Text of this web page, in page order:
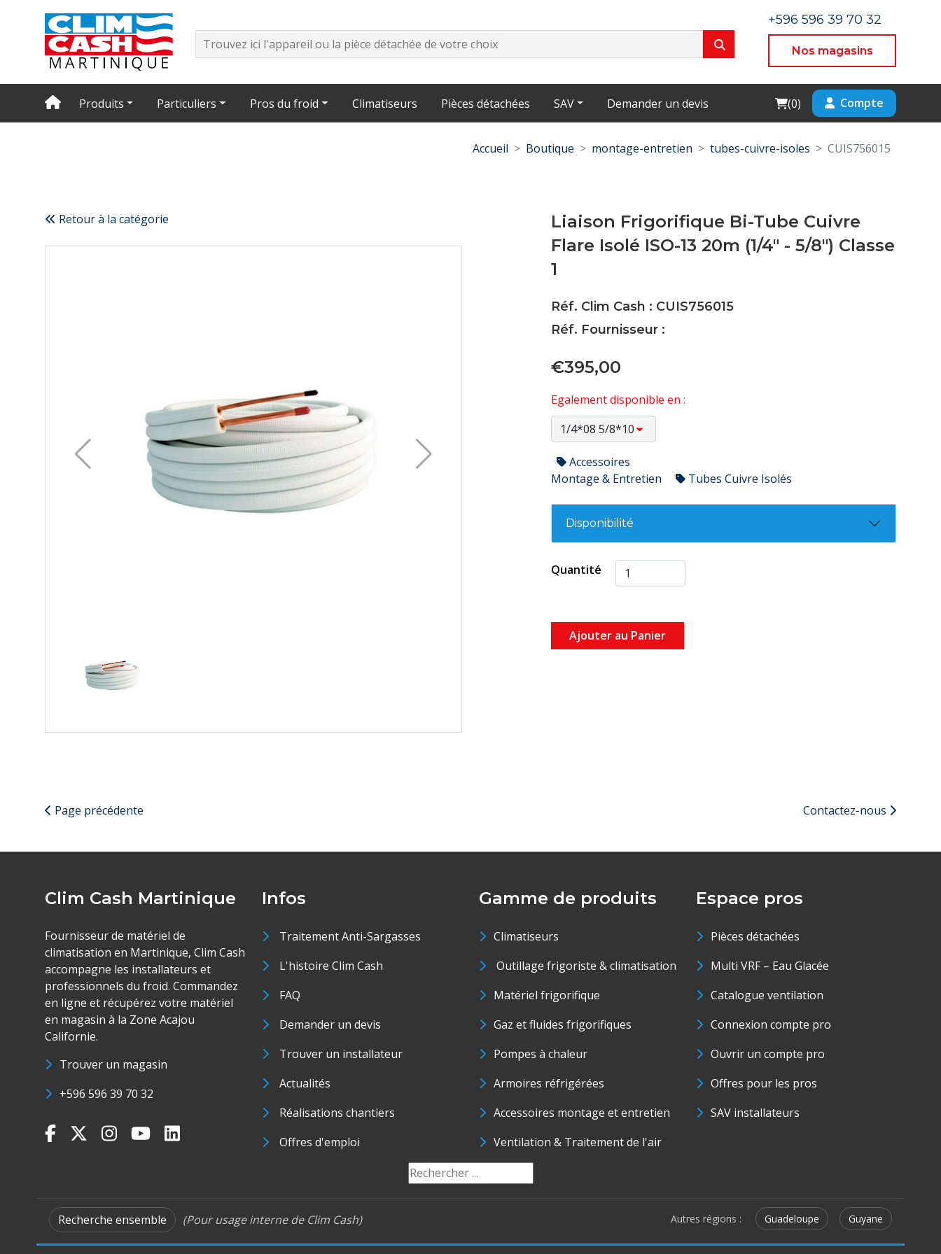
+596 596 39 70 32
Nos magasins
Produits Particuliers Pros du froid Climatiseurs Pièces détachées SAV Demander un devis Cart
(0) Compte
Accueil Boutique montage-entretien tubes-cuivre-isoles CUIS756015
Retour à la catégorie
Liaison Frigorifique Bi-Tube Cuivre
Flare Isolé ISO-13 20m (1/4" - 5/8") Classe
1
Réf. Clim Cash : CUIS756015
Réf. Fournisseur :
€395,00
Egalement disponible en :
Accessoires
Montage & Entretien
Tubes Cuivre Isolés
Disponibilité
Quantité
Ajouter au Panier
Page précédente Contactez-nous
Clim Cash Martinique
Fournisseur de matériel de
climatisation en Martinique, Clim Cash
accompagne les installateurs et
professionnels du froid. Commandez
en ligne et récupérez votre matériel
en magasin à la Zone Acajou
Californie.
Trouver un magasin
+596 596 39 70 32
Infos
Traitement Anti-Sargasses
L'histoire Clim Cash
FAQ
Demander un devis
Trouver un installateur
Actualités
Réalisations chantiers
Offres d'emploi
Gamme de produits
Climatiseurs
Outillage frigoriste & climatisation
Matériel frigorifique
Gaz et fluides frigorifiques
Pompes à chaleur
Armoires réfrigérées
Accessoires montage et entretien
Ventilation & Traitement de l'air
Espace pros
Pièces détachées
Multi VRF – Eau Glacée
Catalogue ventilation
Connexion compte pro
Ouvrir un compte pro
Offres pour les pros
SAV installateurs
Recherche ensemble (Pour usage interne de Clim Cash) Autres régions : Guadeloupe Guyane